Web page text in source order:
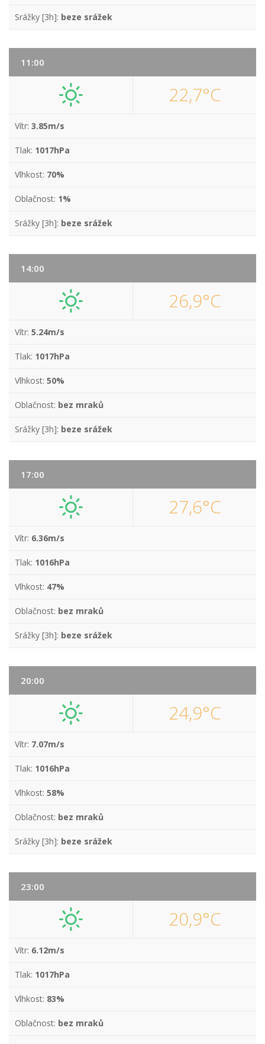
Srážky [3h]: beze srážek
11:00
22,7°C
Vítr: 3.85m/s
Tlak: 1017hPa
Vlhkost: 70%
Oblačnost: 1%
Srážky [3h]: beze srážek
14:00
26,9°C
Vítr: 5.24m/s
Tlak: 1017hPa
Vlhkost: 50%
Oblačnost: bez mraků
Srážky [3h]: beze srážek
17:00
27,6°C
Vítr: 6.36m/s
Tlak: 1016hPa
Vlhkost: 47%
Oblačnost: bez mraků
Srážky [3h]: beze srážek
20:00
24,9°C
Vítr: 7.07m/s
Tlak: 1016hPa
Vlhkost: 58%
Oblačnost: bez mraků
Srážky [3h]: beze srážek
23:00
20,9°C
Vítr: 6.12m/s
Tlak: 1017hPa
Vlhkost: 83%
Oblačnost: bez mraků